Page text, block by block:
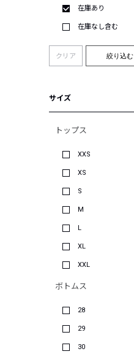
在庫あり
在庫なし含む
クリア 絞り込む
サイズ
トップス
XXS
XS
S
M
L
XL
XXL
ボトムス
28
29
30